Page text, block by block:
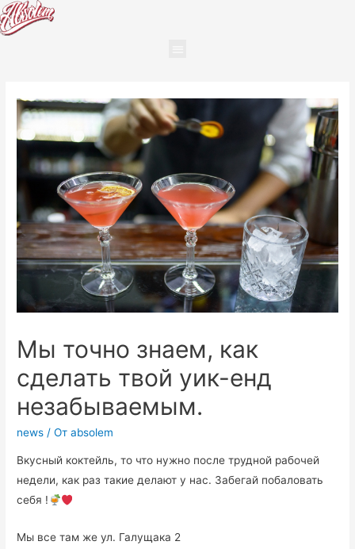
Мы точно знаем, как
сделать твой уик-енд
незабываемым.
news / От absolem
Вкусный коктейль, то что нужно после трудной рабочей
недели, как раз такие делают у нас. Забегай побаловать
себя !
Мы все там же ул. Галущака 2